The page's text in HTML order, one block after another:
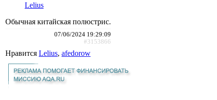
Lelius
Обычная китайская полюстрис.
07/06/2024 19:29:09
#3153866
Нравится Lelius, afedorow